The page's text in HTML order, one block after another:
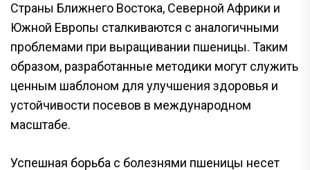
Страны Ближнего Востока, Северной Африки и
Южной Европы сталкиваются с аналогичными
проблемами при выращивании пшеницы. Таким
образом, разработанные методики могут служить
ценным шаблоном для улучшения здоровья и
устойчивости посевов в международном
масштабе.
Успешная борьба с болезнями пшеницы несет